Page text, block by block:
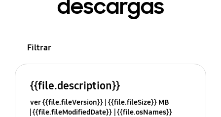
descargas
Filtrar
{{file.description}}
ver {{file.fileVersion}} {{file.fileSize}} MB
{{file.fileModifiedDate}} {{file.osNames}}